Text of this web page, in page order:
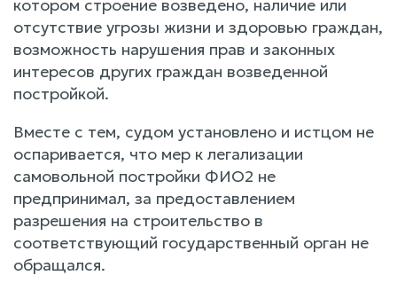
котором строение возведено, наличие или
отсутствие угрозы жизни и здоровью граждан,
возможность нарушения прав и законных
интересов других граждан возведенной
постройкой.
Вместе с тем, судом установлено и истцом не
оспаривается, что мер к легализации
самовольной постройки ФИО2 не
предпринимал, за предоставлением
разрешения на строительство в
соответствующий государственный орган не
обращался.